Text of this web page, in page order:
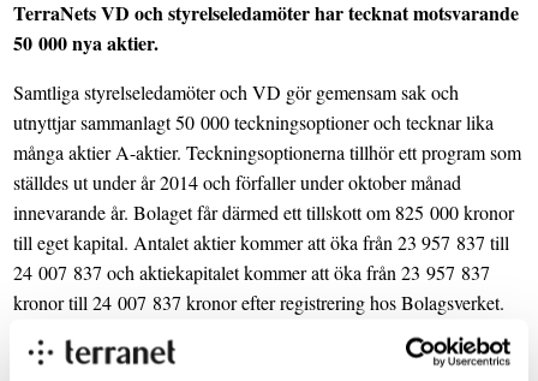
TerraNets VD och styrelseledamöter har tecknat motsvarande
50 000 nya aktier.
Samtliga styrelseledamöter och VD gör gemensam sak och
utnyttjar sammanlagt 50 000 teckningsoptioner och tecknar lika
många aktier A-aktier. Teckningsoptionerna tillhör ett program som
ställdes ut under år 2014 och förfaller under oktober månad
innevarande år. Bolaget får därmed ett tillskott om 825 000 kronor
till eget kapital. Antalet aktier kommer att öka från 23 957 837 till
24 007 837 och aktiekapitalet kommer att öka från 23 957 837
kronor till 24 007 837 kronor efter registrering hos Bolagsverket.